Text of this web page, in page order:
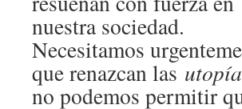
nuestra sociedad.
Necesitamos
que renazcan las
no podemos permitir